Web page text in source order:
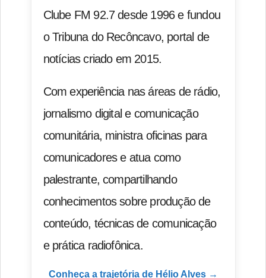
Clube FM 92.7 desde 1996 e fundou
o Tribuna do Recôncavo, portal de
notícias criado em 2015.
Com experiência nas áreas de rádio,
jornalismo digital e comunicação
comunitária, ministra oficinas para
comunicadores e atua como
palestrante, compartilhando
conhecimentos sobre produção de
conteúdo, técnicas de comunicação
e prática radiofônica.
Conheça a trajetória de Hélio Alves →